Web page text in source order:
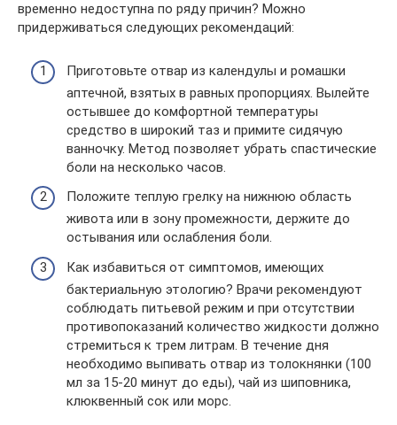
временно недоступна по ряду причин? Можно
придерживаться следующих рекомендаций:
Приготовьте отвар из календулы и ромашки
аптечной, взятых в равных пропорциях. Вылейте
остывшее до комфортной температуры
средство в широкий таз и примите сидячую
ванночку. Метод позволяет убрать спастические
боли на несколько часов.
Положите теплую грелку на нижнюю область
живота или в зону промежности, держите до
остывания или ослабления боли.
Как избавиться от симптомов, имеющих
бактериальную этологию? Врачи рекомендуют
соблюдать питьевой режим и при отсутствии
противопоказаний количество жидкости должно
стремиться к трем литрам. В течение дня
необходимо выпивать отвар из толокнянки (100
мл за 15-20 минут до еды), чай из шиповника,
клюквенный сок или морс.